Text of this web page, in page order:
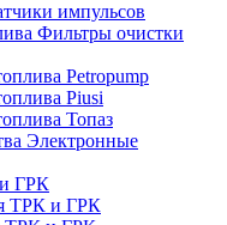
импульсов
Фильтры очистки
Petropump
Piusi
Топаз
Электронные
ГРК
ТРК и ГРК